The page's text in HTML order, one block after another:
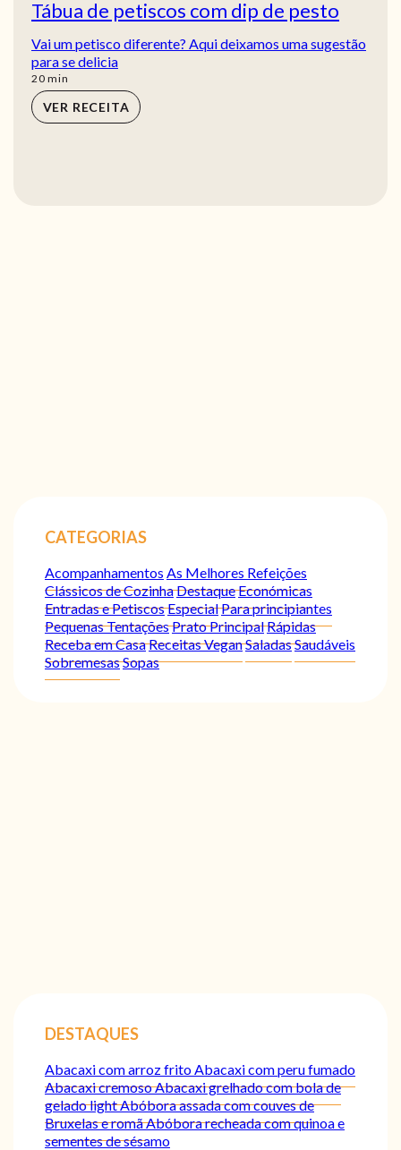
Tábua de petiscos com dip de pesto
Vai um petisco diferente? Aqui deixamos uma sugestão
para se delicia
20min
min
VER RECEITA
CATEGORIAS
Acompanhamentos As Melhores Refeições
Clássicos de CozinhaDestaqueEconómicas
Entradas e PetiscosEspecialPara principiantes
Pequenas TentaçõesPrato PrincipalRápidas
Receba em CasaReceitas VeganSaladasSaudáveis
SobremesasSopas
DESTAQUES
Abacaxi com arroz fritoAbacaxi com peru fumado
Abacaxi cremosoAbacaxi grelhado com bola de
gelado lightAbóbora assada com couves de
Bruxelas e romãAbóbora recheada com quinoa e
sementes de sésamo